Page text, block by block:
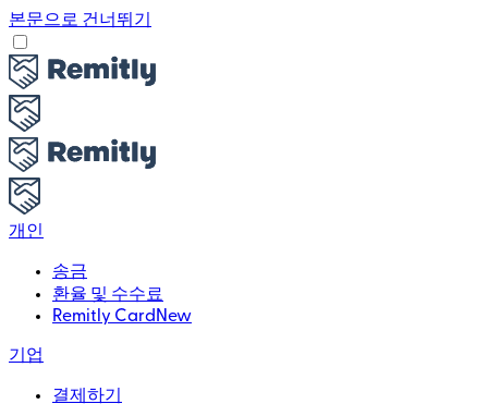
본문으로 건너뛰기
개인
송금
환율 및 수수료
Remitly Card New
기업
결제하기